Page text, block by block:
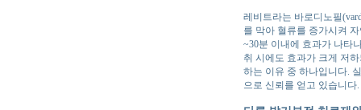
레비트라는 바로디노필
를 막아 혈류를 증가시켜
~30분 이내에 효과가 나타
취 시에도 효과가 크게 저
하는 이유 중 하나입니다.
으로 신뢰를 얻고 있습니다.